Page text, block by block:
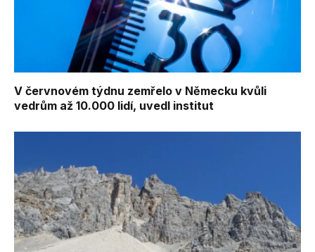
V červnovém týdnu zemřelo v Německu kvůli
vedrům až 10.000 lidí, uvedl institut